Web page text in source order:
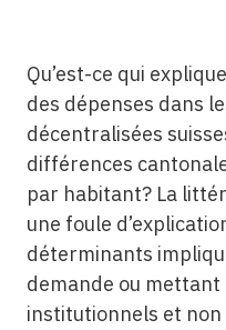
Qu’est-ce qui
des dépenses dans
décentralisées
différences
par habitant? La
une foule
déterminants
demande ou mettant
institutionnels et